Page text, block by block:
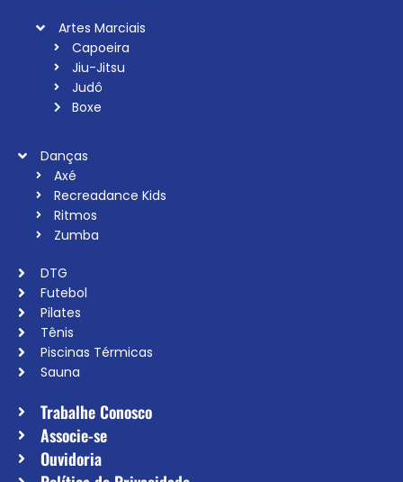
Artes Marciais
Capoeira
Jiu-Jitsu
Judô
Boxe
Danças
Axé
Recreadance Kids
Ritmos
Zumba
DTG
Futebol
Pilates
Tênis
Piscinas Térmicas
Sauna
Trabalhe Conosco
Associe-se
Ouvidoria